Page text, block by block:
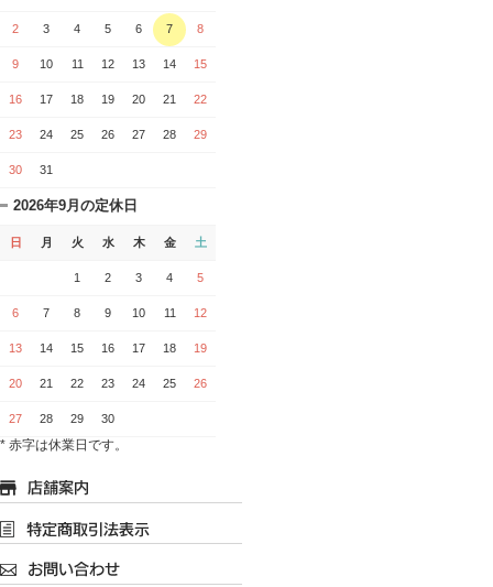
2 3 4 5 6 7 8
9 10 11 12 13 14 15
16 17 18 19 20 21 22
23 24 25 26 27 28 29
30 31
2026年9月の定休日
日 月 火 水 木 金 土
1 2 3 4 5
6 7 8 9 10 11 12
13 14 15 16 17 18 19
20 21 22 23 24 25 26
27 28 29 30
* 赤字は休業日です。